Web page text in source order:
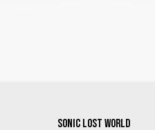
Sonic Lost World